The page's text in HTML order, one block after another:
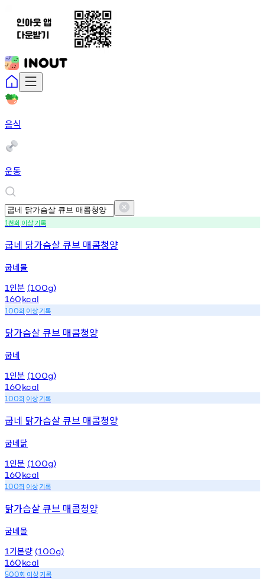
음식
운동
1천회 이상기록
굽네 닭가슴살 큐브 매콤청양
굽네몰
1 인분 (100g)
160kcal
100회 이상기록
닭가슴살 큐브 매콤청양
굽네
1 인분 (100g)
160kcal
100회 이상기록
굽네 닭가슴살 큐브 매콤청양
굽네닭
1 인분 (100g)
160kcal
100회 이상기록
닭가슴살 큐브 매콤청양
굽네몰
1 기본량 (100g)
160kcal
500회 이상기록